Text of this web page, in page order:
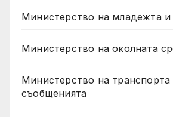
Министерство на младежта и
Министерство на околната
Министерство на транспорта
съобщенията